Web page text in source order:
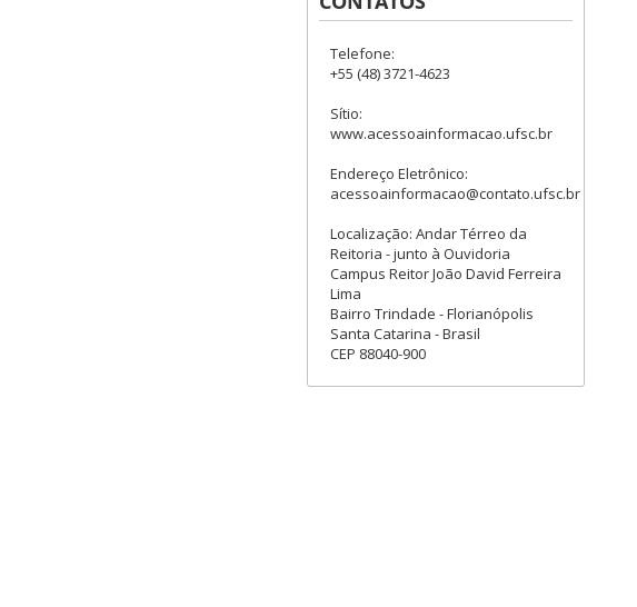
Telefone:
+55 (48) 3721-4623
Sítio:
www.acessoainformacao.ufsc.br
Endereço Eletrônico:
acessoainformacao@contato.ufsc.br
Localização: Andar Térreo da
Reitoria - junto à Ouvidoria
Campus Reitor João David Ferreira
Lima
Bairro Trindade - Florianópolis
Santa Catarina - Brasil
CEP 88040-900